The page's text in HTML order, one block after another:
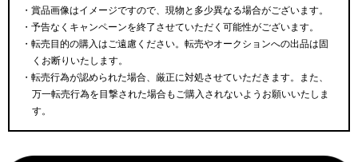
・賞品画像はイメージですので、現物と多少異なる場合がございます。
・予告なくキャンペーンを終了させていただく可能性がございます。
・転売目的の購入はご遠慮ください。転売やオークションへの出品は固
くお断りいたします。
・転売行為が認められた場合、厳正に対処させていただきます。また、
万一転売行為を目撃された場合もご購入されないようお願いいたしま
す。